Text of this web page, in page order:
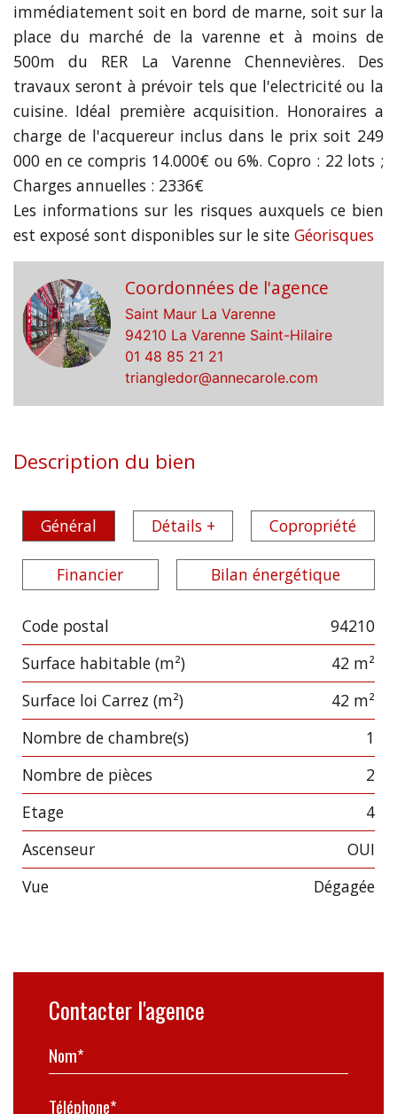
immédiatement soit en bord de marne, soit sur la
place du marché de la varenne et à moins de
500m du RER La Varenne Chennevières. Des
travaux seront à prévoir tels que l'electricité ou la
cuisine. Idéal première acquisition. Honoraires a
charge de l'acquereur inclus dans le prix soit 249
000 en ce compris 14.000€ ou 6%. Copro : 22 lots ;
Charges annuelles : 2336€
Les informations sur les risques auxquels ce bien
est exposé sont disponibles sur le site Géorisques
Coordonnées de l'agence
Saint Maur La Varenne
94210 La Varenne Saint-Hilaire
01 48 85 21 21
triangledor@annecarole.com
Description du bien
Général Détails + Copropriété
Financier Bilan énergétique
Label Value
Code postal
94210
Surface habitable (m²)
42 m²
Surface loi Carrez (m²)
42 m²
Nombre de chambre(s)
1
Nombre de pièces
2
Etage
4
Ascenseur
OUI
Vue
dégagée
Contacter l'agence
Nom*
Téléphone*